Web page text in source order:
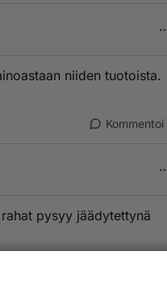
niiden tuotoista.
Kommentoi
pysyy jäädytettynä